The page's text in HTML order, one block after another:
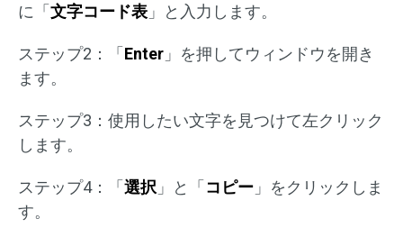
に「文字コード表 」と入力します。
ステップ2：「Enter 」を押してウィンドウを開き
ます。
ステップ3：使用したい文字を見つけて左クリック
します。
ステップ4：「選択 」と「コピー 」をクリックしま
す。